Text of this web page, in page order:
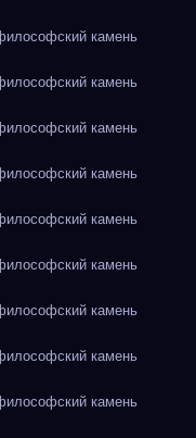
камень
камень
камень
камень
камень
камень
камень
камень
камень